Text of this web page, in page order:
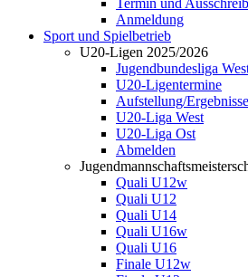
Termin und
Anmeldung
Sport und Spielbetrieb
U20-Ligen 2025/2026
Jugendbundesliga
U20-Ligentermine
Aufstellung/
U20-Liga West
U20-Liga Ost
Abmelden
Quali U12w
Quali U12
Quali U14
Quali U16w
Quali U16
Finale U12w